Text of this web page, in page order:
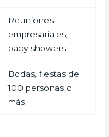
Reuniones
empresariales,
baby showers
Bodas, fiestas de
100 personas o
más